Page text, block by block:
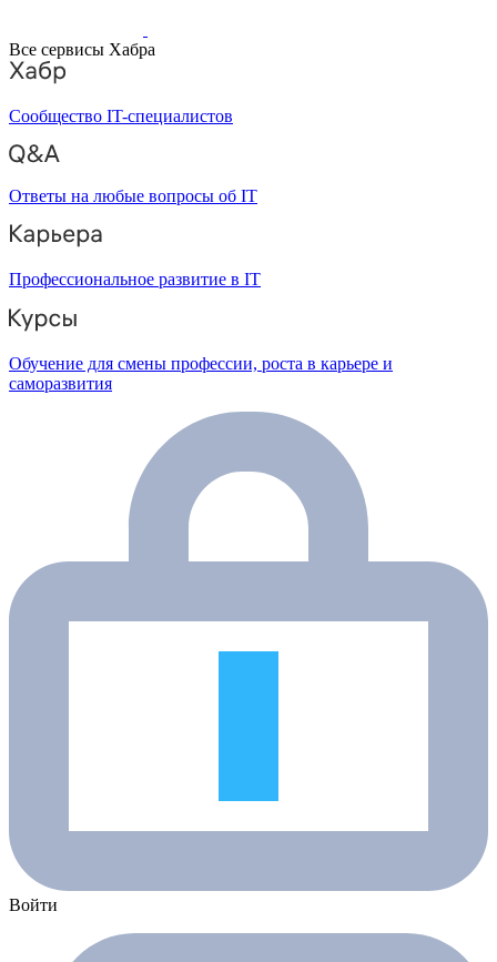
Все сервисы Хабра
Сообщество IT-специалистов
Ответы на любые вопросы об IT
Профессиональное развитие в IT
Обучение для смены профессии, роста в карьере и
саморазвития
Войти